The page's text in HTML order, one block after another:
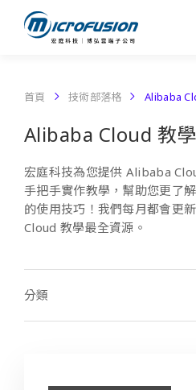
首頁 技術部落格 Alibaba
Alibaba Cloud 教學
宏庭科技為您提供 Alibaba
手把手實作教學，幫助您更了
的使用技巧！我們每月都會更
Cloud 教學最全資源。
分類